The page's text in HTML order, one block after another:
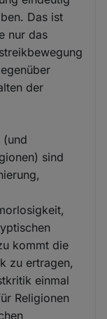
Das ist
nur das
der
(und
sind
kommt die
zu ertragen,
einmal
Religionen